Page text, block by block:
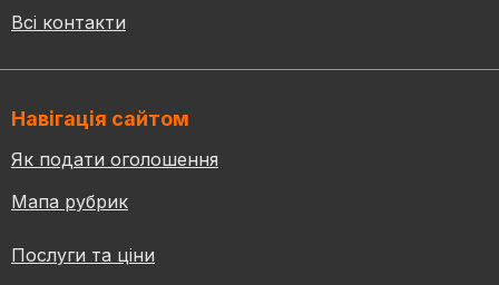
Всі контакти
Навігація сайтом
Як подати оголошення
Мапа рубрик
Послуги та ціни